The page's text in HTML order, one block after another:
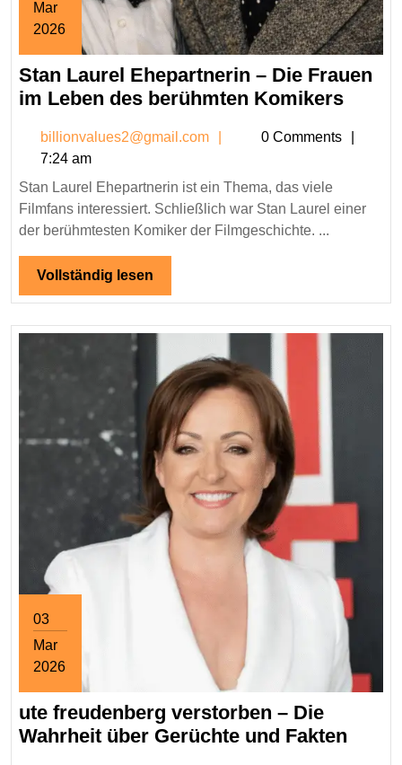
Mar
2026
4,
2026
Stan Laurel Ehepartnerin – Die Frauen
im Leben des berühmten KomikersStan
billionvalues2@gmail.com
0 Comments
7:24 am
Stan Laurel Ehepartnerin ist ein Thema, das viele
Filmfans interessiert. Schließlich war Stan Laurel einer
der berühmtesten Komiker der Filmgeschichte. ...
Vollständig lesen
lesen
03
Mar
2026
3,
2026
ute freudenberg verstorben – Die
Wahrheit über Gerüchte und Fakten